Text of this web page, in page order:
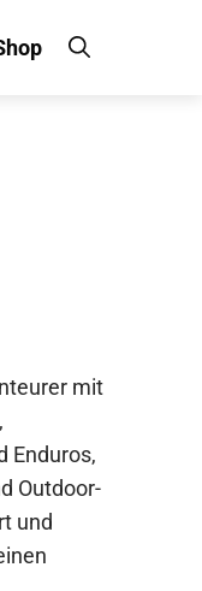
mit
Enduros,
Outdoor-
und